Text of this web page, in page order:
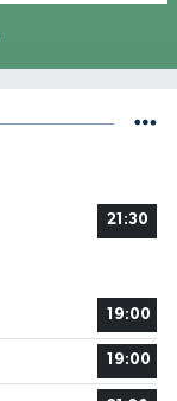
21:30
19:00
19:00